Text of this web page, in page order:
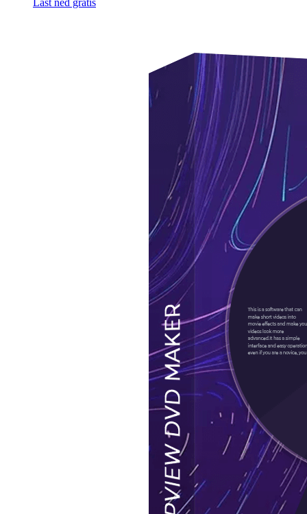
Last ned gratis